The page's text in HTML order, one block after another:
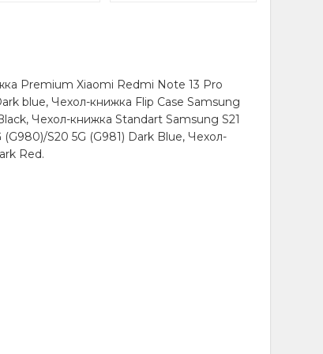
Premium Xiaomi Redmi Note 13 Pro
blue, Чехол-книжка Flip Case Samsung
Чехол-книжка Standart Samsung S21
S20 5G (G981) Dark Blue, Чехол-
Red.